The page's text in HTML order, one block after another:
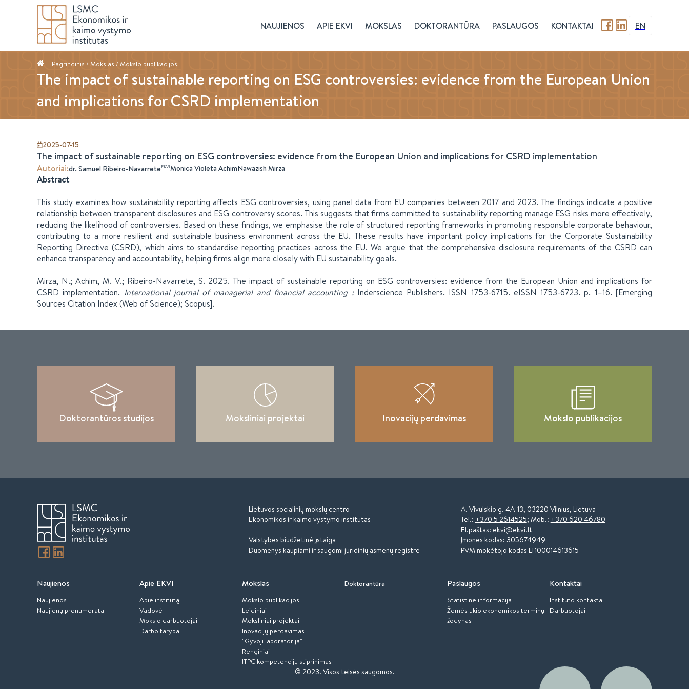
NAUJIENOS APIE EKVI MOKSLAS DOKTORANTŪRA PASLAUGOS KONTAKTAI EN
Pagrindinis / Mokslas / Mokslo publikacijos
The impact of sustainable reporting on ESG controversies: evidence from the European Union
and implications for CSRD implementation
2025-07-15
The impact of sustainable reporting on ESG controversies: evidence from the European Union and implications for CSRD implementation
Autoriai:dr. Samuel Ribeiro-NavarreteEKVIMonica Violeta AchimNawazish Mirza
Abstract
This study examines how sustainability reporting affects ESG controversies, using panel data from EU companies between 2017 and 2023. The findings indicate a positive
relationship between transparent disclosures and ESG controversy scores. This suggests that firms committed to sustainability reporting manage ESG risks more effectively,
reducing the likelihood of controversies. Based on these findings, we emphasise the role of structured reporting frameworks in promoting responsible corporate behaviour,
contributing to a more resilient and sustainable business environment across the EU. These results have important policy implications for the Corporate Sustainability
Reporting Directive (CSRD), which aims to standardise reporting practices across the EU. We argue that the comprehensive disclosure requirements of the CSRD can
enhance transparency and accountability, helping firms align more closely with EU sustainability goals.
Mirza, N.; Achim, M. V.; Ribeiro-Navarrete, S. 2025. The impact of sustainable reporting on ESG controversies: evidence from the European Union and implications for
CSRD implementation. International journal of managerial and financial accounting :Inderscience Publishers. ISSN 1753-6715. eISSN 1753-6723. p. 1–16. [Emerging
Sources Citation Index (Web of Science); Scopus].
Doktorantūros studijos Moksliniai projektai Inovacijų perdavimas Mokslo publikacijos
Lietuvos socialinių mokslų centro
Ekonomikos ir kaimo vystymo institutas
Valstybės biudžetinė įstaiga
Duomenys kaupiami ir saugomi juridinių asmenų registre
A. Vivulskio g. 4A-13, 03220 Vilnius, Lietuva
Tel.: +370 5 2614525; Mob.: +370 620 46780
El.paštas: ekvi@ekvi.lt
Įmonės kodas: 305674949
PVM mokėtojo kodas LT100014613615
Naujienos
Naujienos
Naujienų prenumerata
Apie EKVI
Apie institutą
Vadovė
Mokslo darbuotojai
Darbo taryba
Mokslas
Mokslo publikacijos
Leidiniai
Moksliniai projektai
Inovacijų perdavimas
"Gyvoji laboratorija"
Renginiai
ITPC kompetencijų stiprinimas
Doktorantūra Paslaugos
Statistinė informacija
Žemės ūkio ekonomikos terminų
žodynas
Kontaktai
Instituto kontaktai
Darbuotojai
© 2023. Visos teisės saugomos.